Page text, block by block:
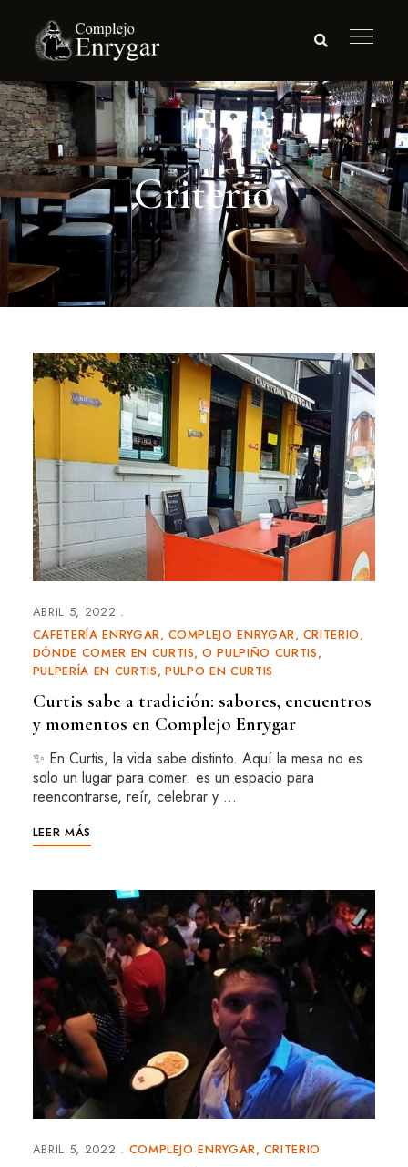
Criterio
ABRIL 5, 2022
CAFETERÍA ENRYGAR COMPLEJO ENRYGAR CRITERIO
DÓNDE COMER EN CURTIS O PULPIÑO CURTIS
PULPERÍA EN CURTIS PULPO EN CURTIS
Curtis sabe a tradición: sabores, encuentros
y momentos en Complejo Enrygar
✨ En Curtis, la vida sabe distinto. Aquí la mesa no es
solo un lugar para comer: es un espacio para
reencontrarse, reír, celebrar y …
LEER MÁS
ABRIL 5, 2022 COMPLEJO ENRYGAR CRITERIO